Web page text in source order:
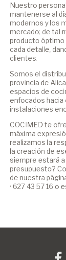
Nuestro
mantenerse al
modernos y los
mercado; de tal
producto óptimo
cada detalle,
clientes.
Somos el
provincia de
espacios de
enfocados hacia
instalaciones
COCIMED te
máxima
realizamos la
la creación de
siempre estará
presupuesto?
de nuestra
· 627 43 57 16 o